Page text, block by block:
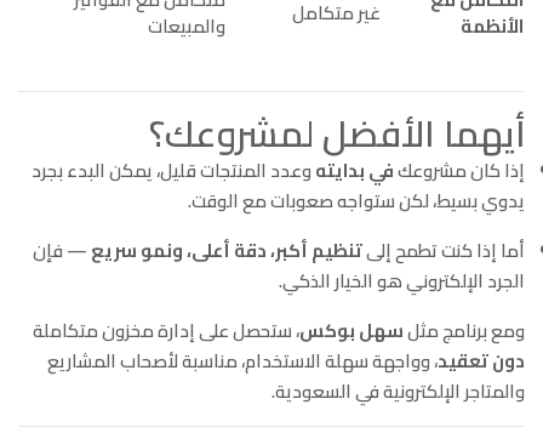
الأنظمة غير متكامل والمبيعات
أيهما الأفضل لمشروعك؟
إذا كان مشروعكفي بدايتهوعدد المنتجات قليل، يمكن البدء بجرد
يدوي بسيط، لكن ستواجه صعوبات مع الوقت.
أما إذا كنت تطمح إلىتنظيم أكبر، دقة أعلى، ونمو سريع— فإن
الجرد الإلكتروني هو الخيار الذكي.
ومع برنامج مثلسهل بوكس، ستحصل على إدارة مخزون متكاملة
دون تعقيد، وواجهة سهلة الاستخدام، مناسبة لأصحاب المشاريع
والمتاجر الإلكترونية في السعودية.